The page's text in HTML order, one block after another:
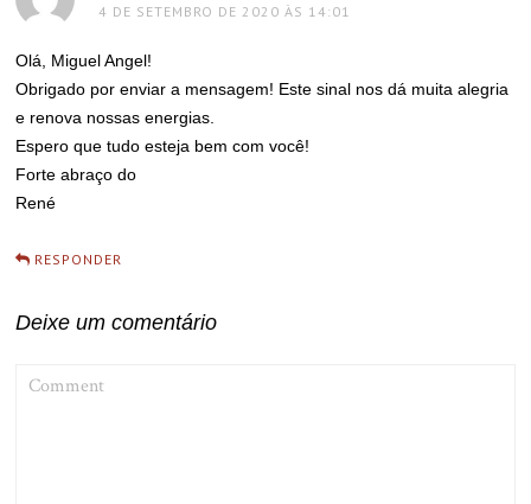
4 DE SETEMBRO DE 2020 ÀS 14:01
Olá, Miguel Angel!
Obrigado por enviar a mensagem! Este sinal nos dá muita alegria
e renova nossas energias.
Espero que tudo esteja bem com você!
Forte abraço do
René
RESPONDER
Deixe um comentário